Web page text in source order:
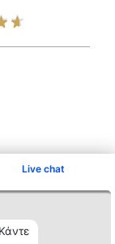
Live chat